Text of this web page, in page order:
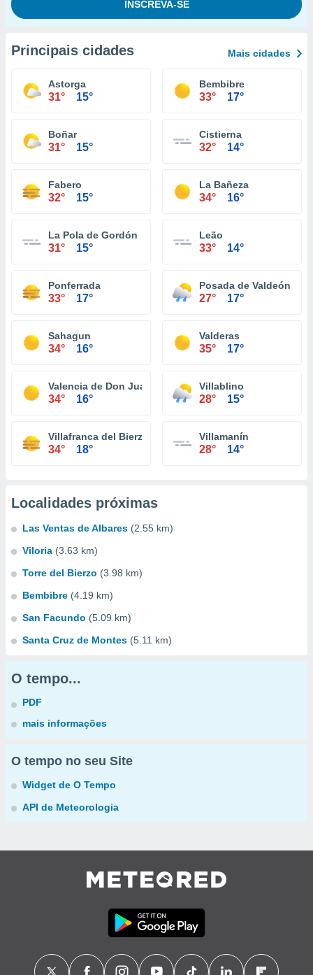
Principais cidades Mais cidades
Astorga
31° 15°
Bembibre
33° 17°
Boñar
31° 15°
Cistierna
32° 14°
Fabero
32° 15°
La Bañeza
34° 16°
La Pola de Gordón
31° 15°
Leão
33° 14°
Ponferrada
33° 17°
Posada de Valdeón
27° 17°
Sahagun
34° 16°
Valderas
35° 17°
Valencia de Don Juan
34° 16°
Villablino
28° 15°
Villafranca del Bierzo
34° 18°
Villamanín
28° 14°
Localidades próximas
Las Ventas de Albares (2.55 km)
Viloria (3.63 km)
Torre del Bierzo (3.98 km)
Bembibre (4.19 km)
San Facundo (5.09 km)
Santa Cruz de Montes (5.11 km)
O tempo...
PDF
mais informações
O tempo no seu Site
Widget de O Tempo
API de Meteorologia